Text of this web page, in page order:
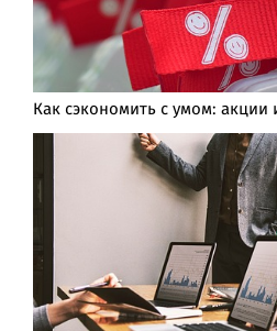
Как сэкономить с умом: акции